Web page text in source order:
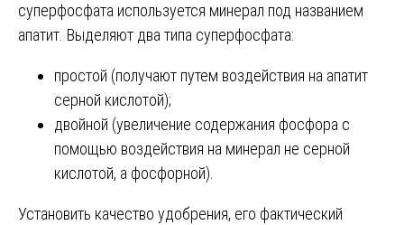
суперфосфата используется минерал под названием
апатит. Выделяют два типа суперфосфата:
простой (получают путем воздействия на апатит
серной кислотой);
двойной (увеличение содержания фосфора с
помощью воздействия на минерал не серной
кислотой, а фосфорной).
Установить качество удобрения, его фактический